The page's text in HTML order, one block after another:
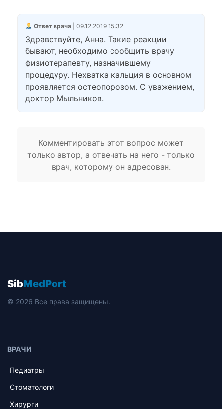
Ответ врача| 09.12.2019 15:32
Здравствуйте, Анна. Такие реакции
бывают, необходимо сообщить врачу
физиотерапевту, назначившему
процедуру. Нехватка кальция в основном
проявляется остеопорозом. С уважением,
доктор Мыльников.
Комментировать этот вопрос может
только автор, а отвечать на него - только
врач, которому он адресован.
SibMedPort
© 2026 Все права защищены.
ВРАЧИ
Педиатры
Стоматологи
Хирурги